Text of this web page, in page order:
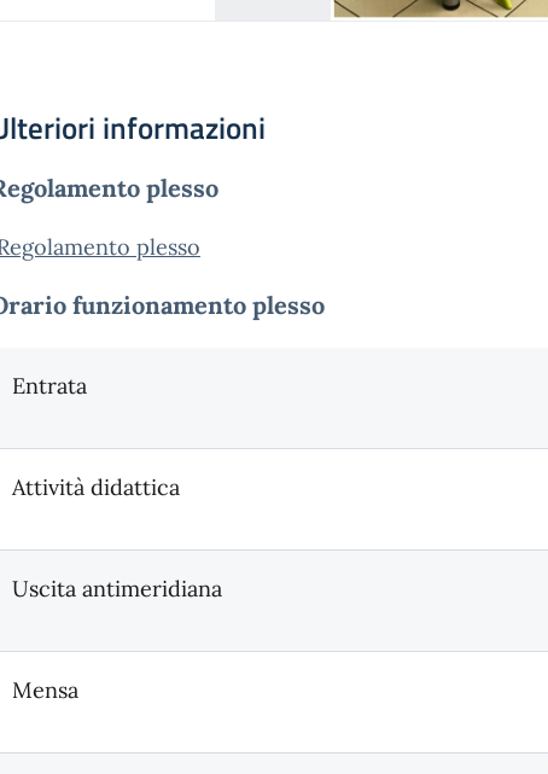
informazioni
plesso
plesso
funzionamento plesso
Entrata
Attività didattica
Uscita antimeridiana
Mensa